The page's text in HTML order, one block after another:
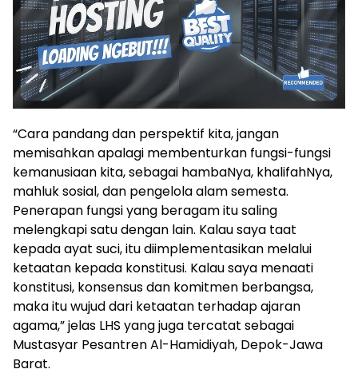
“Cara pandang dan perspektif kita, jangan
memisahkan apalagi membenturkan fungsi-fungsi
kemanusiaan kita, sebagai hambaNya, khalifahNya,
mahluk sosial, dan pengelola alam semesta.
Penerapan fungsi yang beragam itu saling
melengkapi satu dengan lain. Kalau saya taat
kepada ayat suci, itu diimplementasikan melalui
ketaatan kepada konstitusi. Kalau saya menaati
konstitusi, konsensus dan komitmen berbangsa,
maka itu wujud dari ketaatan terhadap ajaran
agama,” jelas LHS yang juga tercatat sebagai
Mustasyar Pesantren Al-Hamidiyah, Depok-Jawa
Barat.